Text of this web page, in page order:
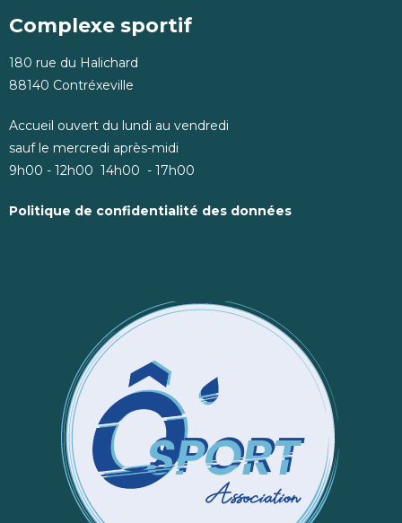
Complexe sportif
180 rue du Halichard
88140 Contréxeville
Accueil ouvert du lundi au vendredi
sauf le mercredi après-midi
9h00 - 12h00 14h00 - 17h00
Politique de confidentialité des données